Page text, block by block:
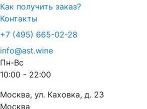
Как получить заказ?
Контакты
+7 (495) 665-02-28
info@ast.wine
Пн-Вс
10:00 - 22:00
Москва, ул. Каховка, д. 23
Москва